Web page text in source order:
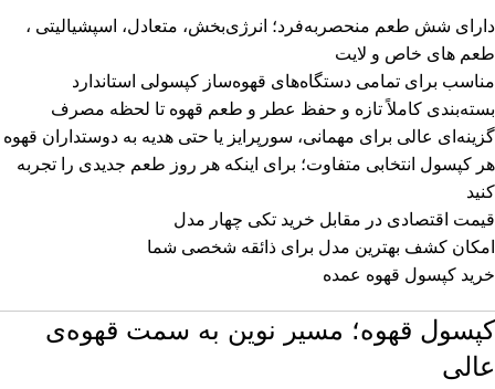
دارای شش طعم منحصربه‌فرد؛ انرژی‌بخش، متعادل، اسپشیالیتی ،
طعم های خاص و لایت
مناسب برای تمامی دستگاه‌های قهوه‌ساز کپسولی استاندارد
بسته‌بندی کاملاً تازه و حفظ عطر و طعم قهوه تا لحظه مصرف
گزینه‌ای عالی برای مهمانی، سورپرایز یا حتی هدیه به دوستداران قهوه
هر کپسول انتخابی متفاوت؛ برای اینکه هر روز طعم جدیدی را تجربه
کنید
قیمت اقتصادی در مقابل خرید تکی چهار مدل
امکان کشف بهترین مدل برای ذائقه شخصی شما
خرید کپسول قهوه عمده
کپسول قهوه؛ مسیر نوین به سمت قهوه‌ی
عالی